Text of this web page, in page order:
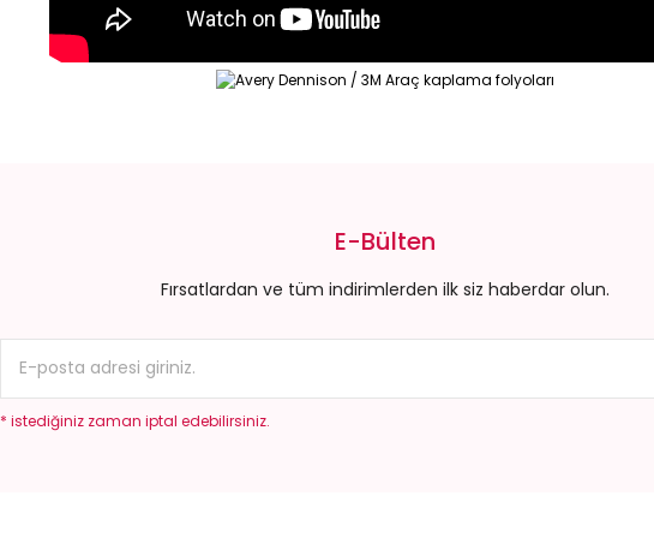
Yorum Yaz
E-Bülten
Fırsatlardan ve tüm indirimlerden ilk siz haberdar olun.
* istediğiniz zaman iptal edebilirsiniz.